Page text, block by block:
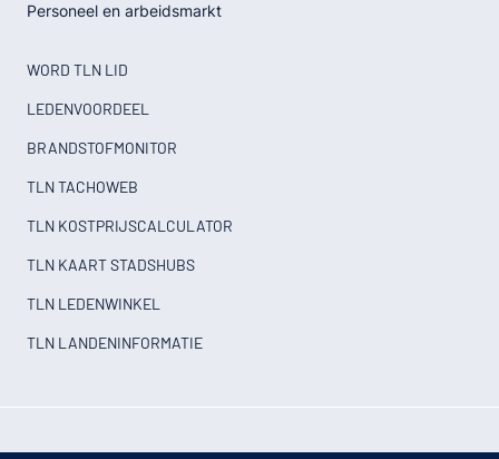
Personeel en arbeidsmarkt
WORD TLN LID
LEDENVOORDEEL
BRANDSTOFMONITOR
TLN TACHOWEB
TLN KOSTPRIJSCALCULATOR
TLN KAART STADSHUBS
TLN LEDENWINKEL
TLN LANDENINFORMATIE